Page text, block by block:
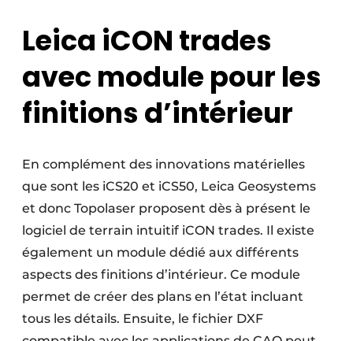
Leica iCON trades
avec module pour les
finitions d’intérieur
En complément des innovations matérielles
que sont les iCS20 et iCS50, Leica Geosystems
et donc Topolaser proposent dès à présent le
logiciel de terrain intuitif iCON trades. Il existe
également un module dédié aux différents
aspects des finitions d’intérieur. Ce module
permet de créer des plans en l’état incluant
tous les détails. Ensuite, le fichier DXF